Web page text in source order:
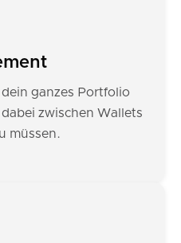
ganzes Portfolio
zwischen Wallets
müssen.